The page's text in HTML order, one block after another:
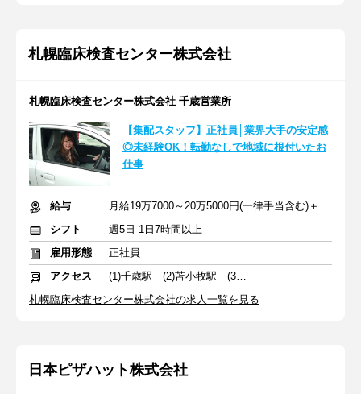
札幌臨床検査センター株式会社
札幌臨床検査センター株式会社 千歳営業所
【集配スタッフ】正社員│業界大手の安定感
◎未経験OK！転勤なしで地域に根付いたお
仕事
給与
月給19万7000～20万5000円(一律手当含む)＋交通費＋賞与
シフト
週5日 1日7時間以上
雇用形態
正社員
アクセス
(1)千歳駅 (2)苫小牧駅 (3)帯広駅
札幌臨床検査センター株式会社の求人一覧を見る
日本ピザハット株式会社